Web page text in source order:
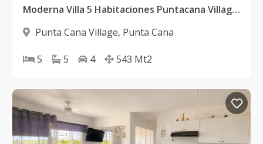
Moderna Villa 5 Habitaciones Puntacana Village, con Paneles Solares
Punta Cana Village, Punta Cana
5 5 4 543 Mt2